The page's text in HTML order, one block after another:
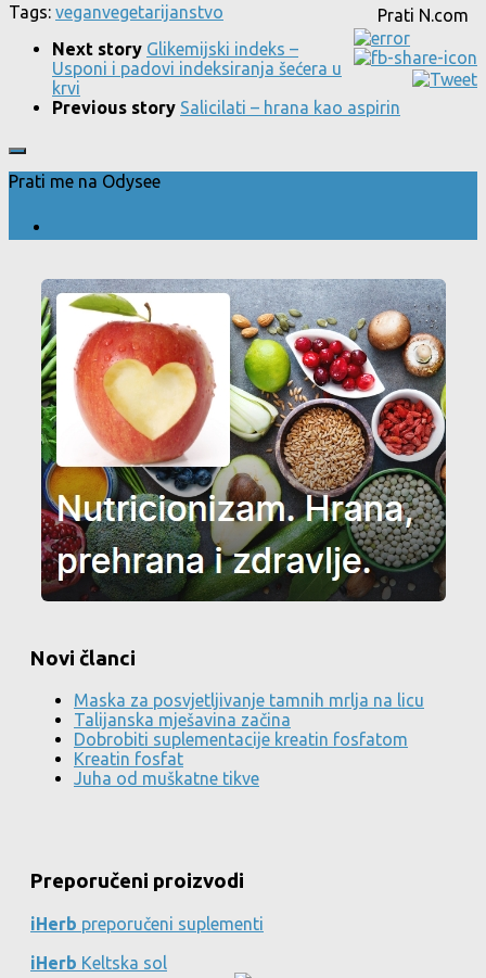
Prati N.com
Tags: veganvegetarijanstvo
Next story Glikemijski indeks –
Usponi i padovi indeksiranja šećera u
krvi
Previous story Salicilati – hrana kao aspirin
Prati me na Odysee
Novi članci
Maska za posvjetljivanje tamnih mrlja na licu
Talijanska mješavina začina
Dobrobiti suplementacije kreatin fosfatom
Kreatin fosfat
Juha od muškatne tikve
Preporučeni proizvodi
iHerb preporučeni suplementi
iHerb Keltska sol